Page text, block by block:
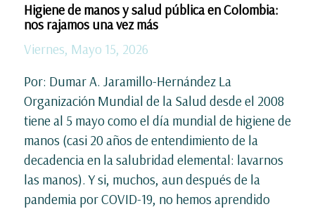
Higiene de manos y salud pública en Colombia:
nos rajamos una vez más
Viernes, Mayo 15, 2026
Por: Dumar A. Jaramillo-Hernández La
Organización Mundial de la Salud desde el 2008
tiene al 5 mayo como el día mundial de higiene de
manos (casi 20 años de entendimiento de la
decadencia en la salubridad elemental: lavarnos
las manos). Y si, muchos, aun después de la
pandemia por COVID-19, no hemos aprendido